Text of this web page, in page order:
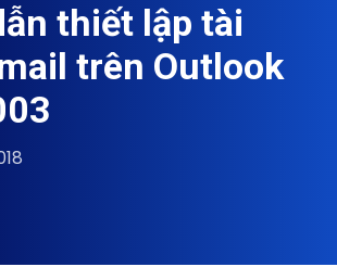
thiết lập tài
trên Outlook